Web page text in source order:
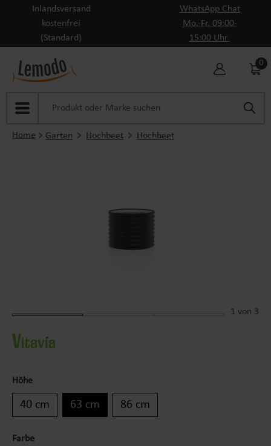
Zum Hauptinhalt springen
Inlandsversand
kostenfrei
(Standard)
WhatsApp Chat
Mo.-Fr. 09:00-
15:00 Uhr
0
Home Garten Hochbeet Hochbeet
1 von 3
Höhe
40 cm 63 cm 86 cm
Farbe